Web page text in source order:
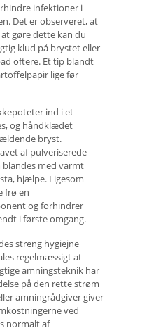
infektioner i
Det er observeret, at
gøre dette kan du
klud på brystet eller
oftere. Et tip blandt
lige før
ind i et
og håndklædet
bryst.
af pulveriserede
med varmt
hjælpe. Ligesom
frø en
og forhindrer
i første omgang.
streng hygiejne
regelmæssigt at
amningsteknik har
på den rette strøm
amningrådgiver giver
ved
normalt af